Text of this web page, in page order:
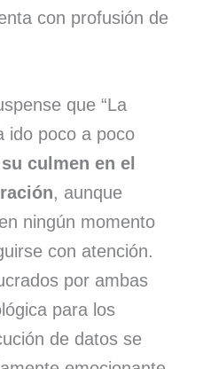
con profusión de
que “La
ido poco a poco
culmen en el
, aunque
ningún momento
con atención.
por ambas
para los
de datos se